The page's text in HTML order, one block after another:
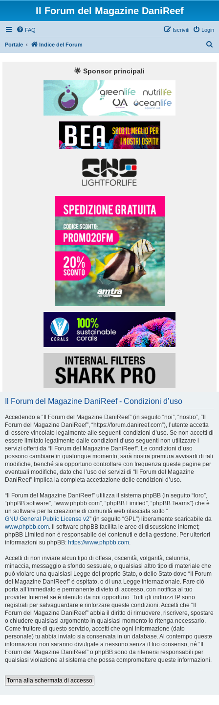
Il Forum del Magazine DaniReef
FAQ Login
Iscriviti
Portale Indice del Forum
🌟 Sponsor principali
Il Forum del Magazine DaniReef - Condizioni d’uso
Accedendo a “Il Forum del Magazine DaniReef” (in seguito “noi”, “nostro”, “Il
Forum del Magazine DaniReef”, “https://forum.danireef.com”), l’utente accetta
di essere vincolato legalmente alle seguenti condizioni d’uso. Se non accetti di
essere limitato legalmente dalle condizioni d’uso seguenti non utilizzare i
servizi offerti da “Il Forum del Magazine DaniReef”. Le condizioni d’uso
possono cambiare in qualunque momento, sarà nostra premura avvisarti di tali
modifiche, benché sia opportuno controllare con frequenza queste pagine per
eventuali modifiche, dato che l’uso dei servizi di “Il Forum del Magazine
DaniReef” implica la completa accettazione delle condizioni d’uso.
“Il Forum del Magazine DaniReef” utilizza il sistema phpBB (in seguito “loro”,
“phpBB software”, “www.phpbb.com”, “phpBB Limited”, “phpBB Teams”) che è
un software per la creazione di comunità web rilasciata sotto “
GNU General Public License v2” (in seguito “GPL”) liberamente scaricabile da
www.phpbb.com . Il software phpBB facilita le aree di discussione internet;
phpBB Limited non è responsabile dei contenuti e della gestione. Per ulteriori
informazioni su phpBB: https://www.phpbb.com
Accetti di non inviare alcun tipo di offesa, oscenità, volgarità, calunnia,
minaccia, messaggio a sfondo sessuale, o qualsiasi altro tipo di materiale che
può violare una qualsiasi Legge del proprio Stato, o dello Stato dove “Il Forum
del Magazine DaniReef” è ospitato, o di una Legge internazionale. Fare ciò
porta all’immediato e permanente divieto di accesso, con notifica al tuo
provider Internet se è ritenuto da noi opportuno. Tutti gli indirizzi IP sono
registrati per salvaguardare e rinforzare queste condizioni. Accetti che “Il
Forum del Magazine DaniReef” abbia il diritto di rimuovere, riscrivere, spostare
o chiudere qualsiasi argomento in qualsiasi momento lo ritenga necessario.
Come fruitore di questo servizio, accetti che ogni informazione (dato
personale) tu abbia inviato sia conservata in un database. Al contempo queste
informazioni non saranno divulgate a nessuno senza il tuo consenso, né “Il
Forum del Magazine DaniReef” o phpBB sono da ritenersi responsabili per
qualsiasi violazione al sistema che possa compromettere queste informazioni.
Torna alla schermata di accesso